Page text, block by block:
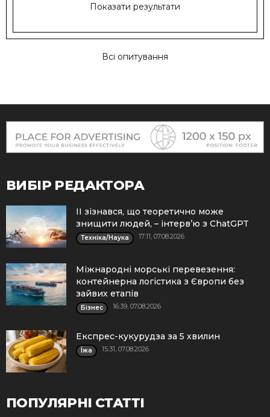
Показати результати
Всі опитування
ВИБІР РЕДАКТОРА
ІІ зізнався, що теоретично може
знищити людей, – інтерв’ю з ChatGPT
Техніка/Наука 17:11, 07.08.2026
Міжнародні морські перевезення:
контейнерна логістика з Європи без
зайвих етапів
Бізнес 16:39, 07.08.2026
Експрес-кукурудза за 5 хвилин
Їжа 15:31, 07.08.2026
ПОПУЛЯРНІ СТАТТІ